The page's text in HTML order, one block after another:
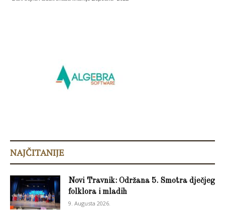
NAJČITANIJE
Novi Travnik: Održana 5. Smotra dječjeg
folklora i mladih
9. Augusta 2026.